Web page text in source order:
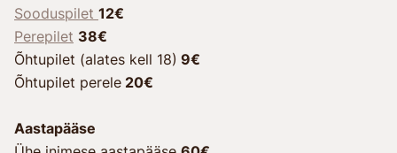
Sooduspilet 12€
Perepilet 38€
Õhtupilet (alates kell 18) 9€
Õhtupilet perele 20€
Aastapääse